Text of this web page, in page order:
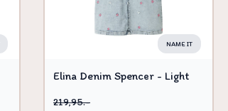
NAME IT
Elina Denim Spencer - Light
219,95.-